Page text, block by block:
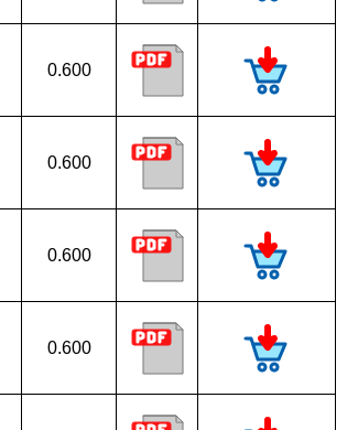
0.600
0.600
0.600
0.600